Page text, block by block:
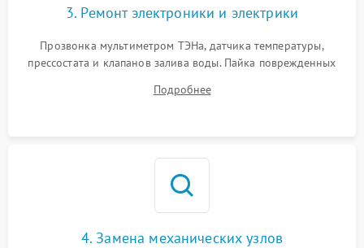
3. Ремонт электроники и электрики
Прозвонка мультиметром ТЭНа, датчика температуры,
прессостата и клапанов залива воды. Пайка поврежденных
Восстановление целостности проводки и контактов.
Подробнее
4. Замена механических узлов